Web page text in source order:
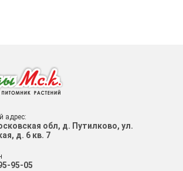
адрес:
обл, д. Путилково, ул.
д. 6 кв. 7
95-05